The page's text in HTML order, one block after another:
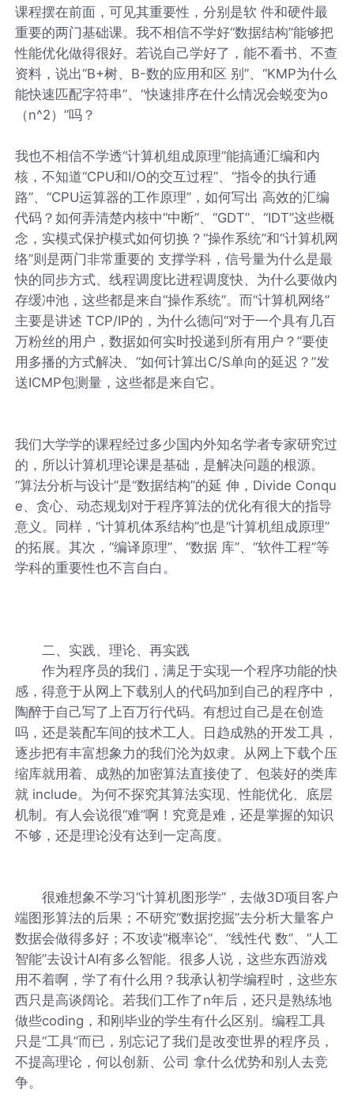
课程摆在前面，可见其重要性，分别是软 件和硬件最
重要的两门基础课。我不相信不学好“数据结构”能够把
性能优化做得很好。若说自己学好了，能不看书、不查
资料，说出“B+树、B-数的应用和区 别”、“KMP为什么
能快速匹配字符串”、“快速排序在什么情况会蜕变为o
（n^2）”吗？
我也不相信不学透“计算机组成原理”能搞通汇编和内
核，不知道“CPU和I/O的交互过程”、“指令的执行通
路”、“CPU运算器的工作原理”，如何写出 高效的汇编
代码？如何弄清楚内核中“中断”、“GDT”、“IDT”这些概
念，实模式保护模式如何切换？“操作系统”和“计算机网
络”则是两门非常重要的 支撑学科，信号量为什么是最
快的同步方式、线程调度比进程调度快、为什么要做内
存缓冲池，这些都是来自“操作系统”。而“计算机网络”
主要是讲述 TCP/IP的，为什么德问“对于一个具有几百
万粉丝的用户，数据如何实时投递到所有用户？”要使
用多播的方式解决、“如何计算出C/S单向的延迟？”发
送ICMP包测量，这些都是来自它。
我们大学学的课程经过多少国内外知名学者专家研究过
的，所以计算机理论课是基础，是解决问题的根源。
“算法分析与设计”是“数据结构”的延 伸，Divide Conqu
e、贪心、动态规划对于程序算法的优化有很大的指导
意义。同样，“计算机体系结构”也是“计算机组成原理”
的拓展。其次，“编译原理”、“数据 库”、“软件工程”等
学科的重要性也不言自白。
二、实践、理论、再实践
作为程序员的我们，满足于实现一个程序功能的快
感，得意于从网上下载别人的代码加到自己的程序中，
陶醉于自己写了上百万行代码。有想过自己是在创造
吗，还是装配车间的技术工人。日趋成熟的开发工具，
逐步把有丰富想象力的我们沦为奴隶。从网上下载个压
缩库就用着、成熟的加密算法直接使了、包装好的类库
就 include。为何不探究其算法实现、性能优化、底层
机制。有人会说很“难”啊！究竟是难，还是掌握的知识
不够，还是理论没有达到一定高度。
很难想象不学习“计算机图形学”，去做3D项目客户
端图形算法的后果；不研究“数据挖掘”去分析大量客户
数据会做得多好；不攻读“概率论”、“线性代 数”、“人工
智能”去设计AI有多么智能。很多人说，这些东西游戏
用不着啊，学了有什么用？我承认初学编程时，这些东
西只是高谈阔论。若我们工作了n年后，还只是熟练地
做些coding，和刚毕业的学生有什么区别。编程工具
只是“工具”而已，别忘记了我们是改变世界的程序员，
不提高理论，何以创新、公司 拿什么优势和别人去竞
争。